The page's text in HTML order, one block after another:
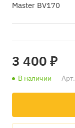
Master BV170
3 400 ₽
В наличии Арт.